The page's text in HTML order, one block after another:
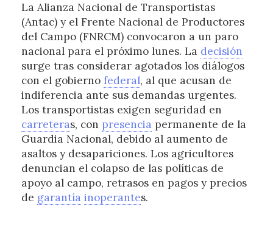
La Alianza Nacional de Transportistas
(Antac) y el Frente Nacional de Productores
del Campo (FNRCM) convocaron a un paro
nacional para el próximo lunes. La decisión
surge tras considerar agotados los diálogos
con el gobierno federal, al que acusan de
indiferencia ante sus demandas urgentes.
Los transportistas exigen seguridad en
carreteras, con presencia permanente de la
Guardia Nacional, debido al aumento de
asaltos y desapariciones. Los agricultores
denuncian el colapso de las políticas de
apoyo al campo, retrasos en pagos y precios
de garantía inoperantes.